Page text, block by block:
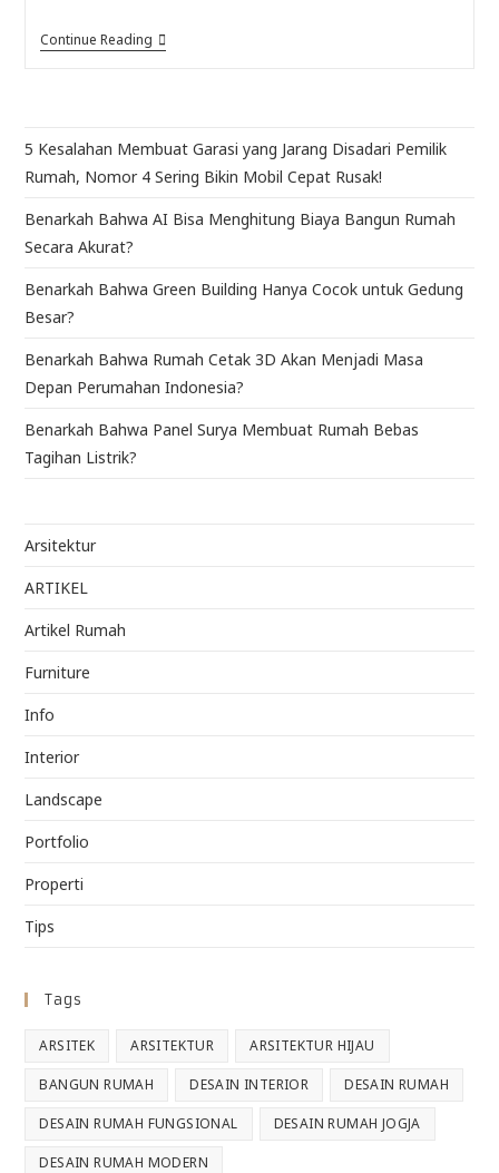
Continue Reading
5 Kesalahan Membuat Garasi yang Jarang Disadari Pemilik
Rumah, Nomor 4 Sering Bikin Mobil Cepat Rusak!
Benarkah Bahwa AI Bisa Menghitung Biaya Bangun Rumah
Secara Akurat?
Benarkah Bahwa Green Building Hanya Cocok untuk Gedung
Besar?
Benarkah Bahwa Rumah Cetak 3D Akan Menjadi Masa
Depan Perumahan Indonesia?
Benarkah Bahwa Panel Surya Membuat Rumah Bebas
Tagihan Listrik?
Arsitektur
ARTIKEL
Artikel Rumah
Furniture
Info
Interior
Landscape
Portfolio
Properti
Tips
Tags
ARSITEK ARSITEKTUR ARSITEKTUR HIJAU
BANGUN RUMAH DESAIN INTERIOR DESAIN RUMAH
DESAIN RUMAH FUNGSIONAL DESAIN RUMAH JOGJA
DESAIN RUMAH MODERN